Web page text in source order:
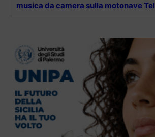
musica da camera sulla motonave